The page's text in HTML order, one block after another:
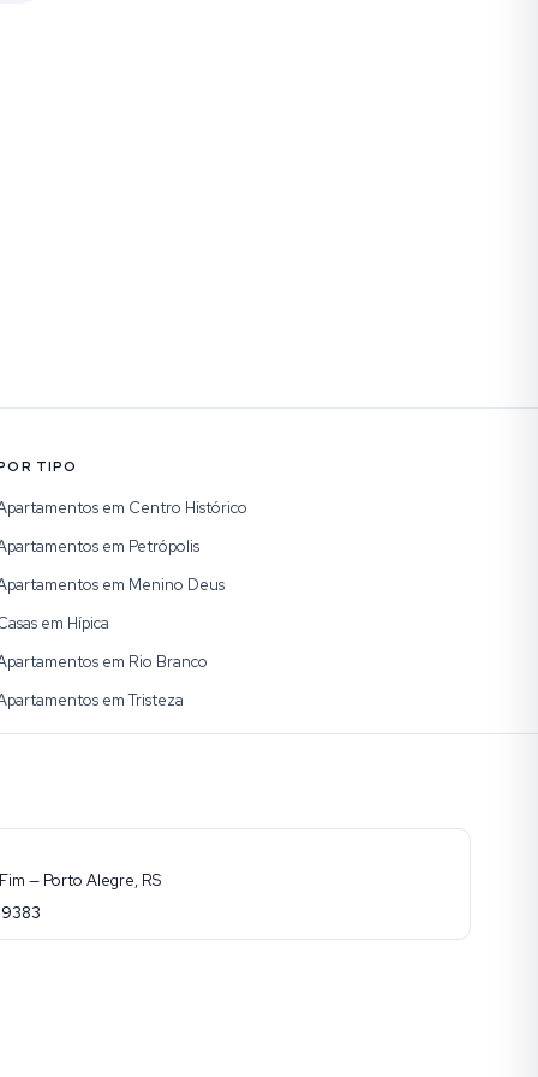
TIPO
em Centro Histórico
em Petrópolis
em Menino Deus
em Hípica
em Rio Branco
em Tristeza
— Porto Alegre, RS